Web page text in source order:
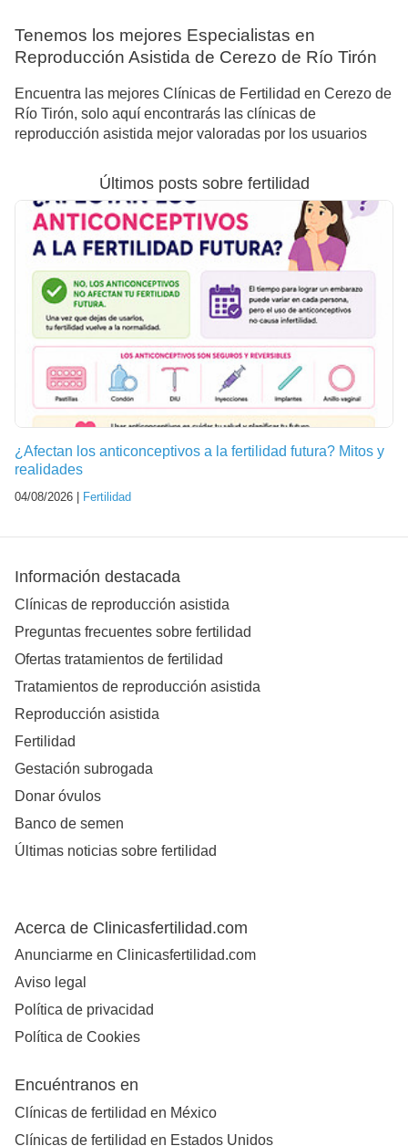
Tenemos los mejores Especialistas en
Reproducción Asistida de Cerezo de Río Tirón
Encuentra las mejores Clínicas de Fertilidad en Cerezo de
Río Tirón, solo aquí encontrarás las clínicas de
reproducción asistida mejor valoradas por los usuarios
Últimos posts sobre fertilidad
¿Afectan los anticonceptivos a la fertilidad futura? Mitos y
realidades
04/08/2026 | Fertilidad
Información destacada
Clínicas de reproducción asistida
Preguntas frecuentes sobre fertilidad
Ofertas tratamientos de fertilidad
Tratamientos de reproducción asistida
Reproducción asistida
Fertilidad
Gestación subrogada
Donar óvulos
Banco de semen
Últimas noticias sobre fertilidad
Acerca de Clinicasfertilidad.com
Anunciarme en Clinicasfertilidad.com
Aviso legal
Política de privacidad
Política de Cookies
Encuéntranos en
Clínicas de fertilidad en México
Clínicas de fertilidad en Estados Unidos